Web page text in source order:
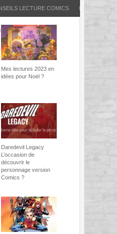
LECTURE COMICS DC COMICS
Mes lectures 2023 en
idées pour Noël ?
Daredevil Legacy
L’occasion de
découvrir le
personnage version
Comics ?